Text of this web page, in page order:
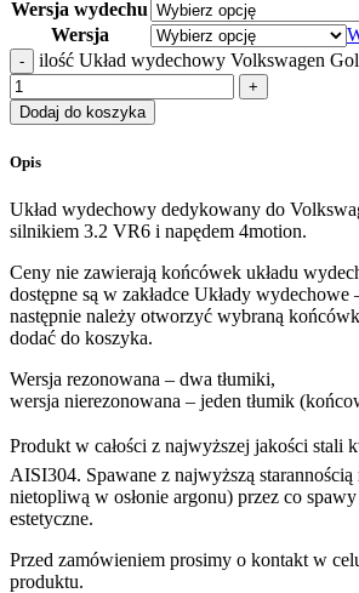
Wersja wydechu
Wersja
ilość Układ wydechowy Volkswagen
Dodaj do koszyka
Opis
Układ wydechowy dedykowany do
silnikiem 3.2 VR6 i napędem 4motion.
Ceny nie zawierają końcówek układu
dostępne są w zakładce Układy
następnie należy otworzyć wybraną
dodać do koszyka.
Wersja rezonowana – dwa tłumiki,
wersja nierezonowana – jeden tłumik
Produkt w całości z najwyższej jakości stali
AISI304. Spawane z najwyższą
nietopliwą w osłonie argonu) przez co
estetyczne.
Przed zamówieniem prosimy o kontakt w
produktu.